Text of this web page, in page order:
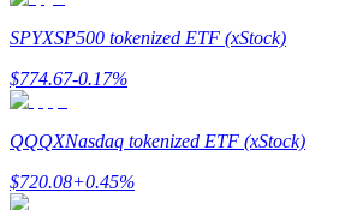
SPYXSP500 tokenized ETF (xStock)
$774.67-0.17%
QQQXNasdaq tokenized ETF (xStock)
$720.08+0.45%